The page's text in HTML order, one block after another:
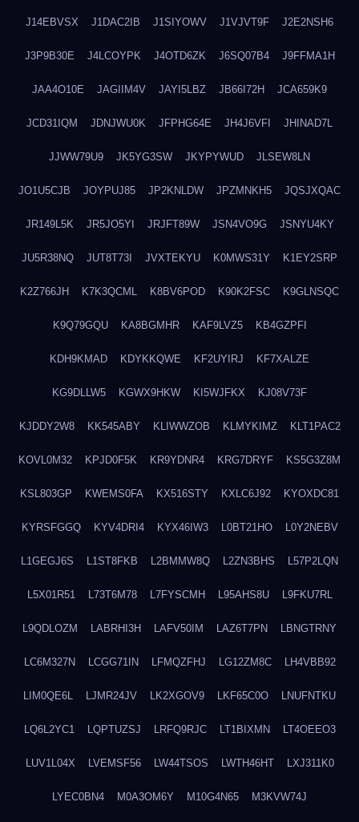
J14EBVSX J1DAC2IB J1SIYOWV J1VJVT9F J2E2NSH6
J3P9B30E J4LCOYPK J4OTD6ZK J6SQ07B4 J9FFMA1H
JAA4O10E JAGIIM4V JAYI5LBZ JB66I72H JCA659K9
JCD31IQM JDNJWU0K JFPHG64E JH4J6VFI JHINAD7L
JJWW79U9 JK5YG3SW JKYPYWUD JLSEW8LN
JO1U5CJB JOYPUJ85 JP2KNLDW JPZMNKH5 JQSJXQAC
JR149L5K JR5JO5YI JRJFT89W JSN4VO9G JSNYU4KY
JU5R38NQ JUT8T73I JVXTEKYU K0MWS31Y K1EY2SRP
K2Z766JH K7K3QCML K8BV6POD K90K2FSC K9GLNSQC
K9Q79GQU KA8BGMHR KAF9LVZ5 KB4GZPFI
KDH9KMAD KDYKKQWE KF2UYIRJ KF7XALZE
KG9DLLW5 KGWX9HKW KI5WJFKX KJ08V73F
KJDDY2W8 KK545ABY KLIWWZOB KLMYKIMZ KLT1PAC2
KOVL0M32 KPJD0F5K KR9YDNR4 KRG7DRYF KS5G3Z8M
KSL803GP KWEMS0FA KX516STY KXLC6J92 KYOXDC81
KYRSFGGQ KYV4DRI4 KYX46IW3 L0BT21HO L0Y2NEBV
L1GEGJ6S L1ST8FKB L2BMMW8Q L2ZN3BHS L57P2LQN
L5X01R51 L73T6M78 L7FYSCMH L95AHS8U L9FKU7RL
L9QDLOZM LABRHI3H LAFV50IM LAZ6T7PN LBNGTRNY
LC6M327N LCGG71IN LFMQZFHJ LG12ZM8C LH4VBB92
LIM0QE6L LJMR24JV LK2XGOV9 LKF65C0O LNUFNTKU
LQ6L2YC1 LQPTUZSJ LRFQ9RJC LT1BIXMN LT4OEEO3
LUV1L04X LVEMSF56 LW44TSOS LWTH46HT LXJ311K0
LYEC0BN4 M0A3OM6Y M10G4N65 M3KVW74J